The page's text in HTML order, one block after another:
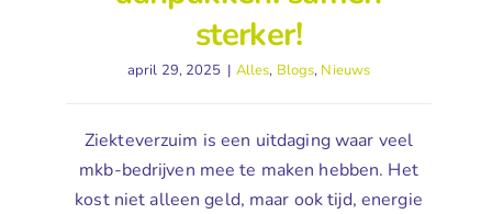
sterker!
april 29, 2025 | Alles, Blogs, Nieuws
Ziekteverzuim is een uitdaging waar veel
mkb-bedrijven mee te maken hebben. Het
kost niet alleen geld, maar ook tijd, energie